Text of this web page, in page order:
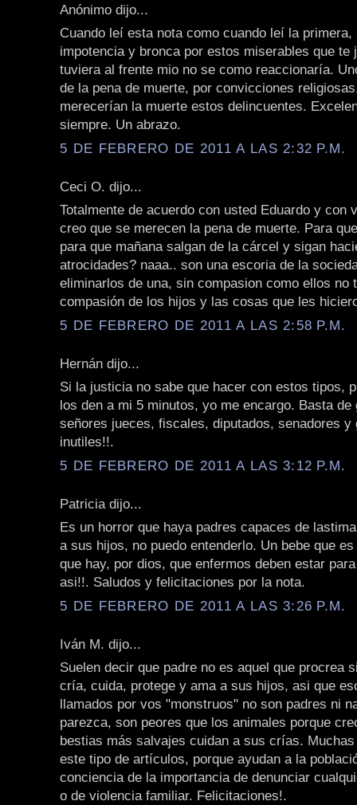
Anónimo dijo...
Cuando leí esta nota como cuando leí la
impotencia y bronca por estos miserables que te
tuviera al frente mio no se como reaccionaría.
de la pena de muerte, por convicciones
merecerían la muerte estos delincuentes.
siempre. Un abrazo.
5 DE FEBRERO DE 2011 A LAS 2:32 P.M.
Ceci O. dijo...
Totalmente de acuerdo con usted Eduardo y con
creo que se merecen la pena de muerte. Para
para que mañana salgan de la cárcel y sigan
atrocidades? naaa.. son una escoria de la
eliminarlos de una, sin compasion como ellos no
compasión de los hijos y las cosas que les
5 DE FEBRERO DE 2011 A LAS 2:58 P.M.
Hernán dijo...
Si la justicia no sabe que hacer con estos tipos,
los den a mi 5 minutos, yo me encargo. Basta de
señores jueces, fiscales, diputados, senadores y
inutiles!!.
5 DE FEBRERO DE 2011 A LAS 3:12 P.M.
Patricia dijo...
Es un horror que haya padres capaces de
a sus hijos, no puedo entenderlo. Un bebe que
que hay, por dios, que enfermos deben estar
asi!!. Saludos y felicitaciones por la nota.
5 DE FEBRERO DE 2011 A LAS 3:26 P.M.
Iván M. dijo...
Suelen decir que padre no es aquel que procrea
cría, cuida, protege y ama a sus hijos, asi que
llamados por vos "monstruos" no son padres ni
parezca, son peores que los animales porque
bestias más salvajes cuidan a sus crías.
este tipo de artículos, porque ayudan a la
conciencia de la importancia de denunciar
o de violencia familiar. Felicitaciones!.